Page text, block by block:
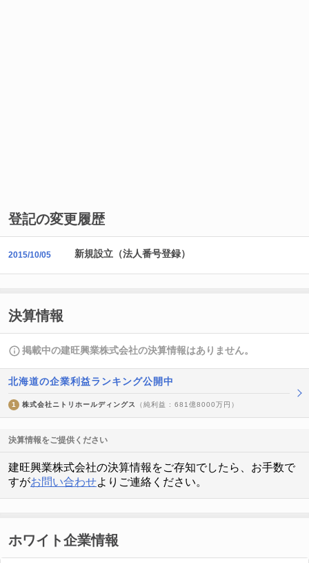
登記の変更履歴
2015/10/05 新規設立（法人番号登録）
決算情報
掲載中の建旺興業株式会社の決算情報はありません。
北海道の企業利益ランキング公開中
1 株式会社ニトリホールディングス （純利益 : 681億8000万円）
決算情報をご提供ください
建旺興業株式会社の決算情報をご存知でしたら、お手数で
すがお問い合わせよりご連絡ください。
ホワイト企業情報